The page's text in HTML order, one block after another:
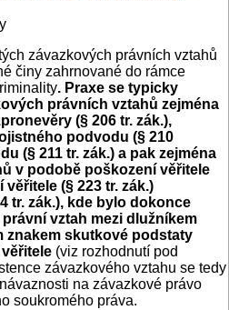
závazkových právních vztahů
činy zahrnované do rámce
. Praxe se typicky
právních vztahů zejména
(§ 206 tr. zák.),
podvodu (§ 210
(§ 211 tr. zák.) a pak zejména
v podobě poškození věřitele
věřitele (§ 223 tr. zák.)
tr. zák.), kde bylo dokonce
vztah mezi dlužníkem
znakem skutkové podstaty
(viz rozhodnutí pod
závazkového vztahu se tedy
na závazkové právo
soukromého práva.